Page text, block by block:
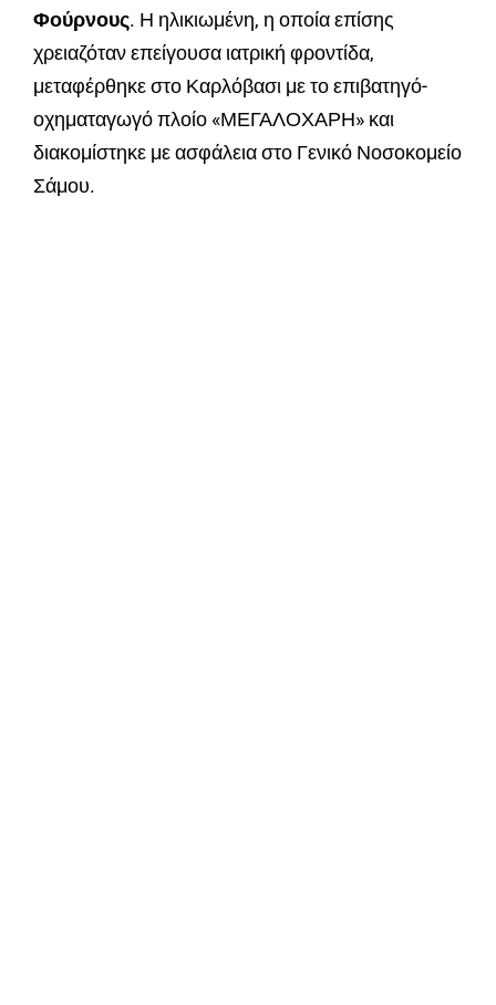
Φούρνους. Η ηλικιωμένη, η οποία επίσης
χρειαζόταν επείγουσα ιατρική φροντίδα,
μεταφέρθηκε στο Καρλόβασι με το επιβατηγό-
οχηματαγωγό πλοίο «ΜΕΓΑΛΟΧΑΡΗ» και
διακομίστηκε με ασφάλεια στο Γενικό Νοσοκομείο
Σάμου.